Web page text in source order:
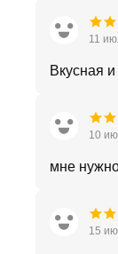
11
Вкусная
10
мне нужно
15